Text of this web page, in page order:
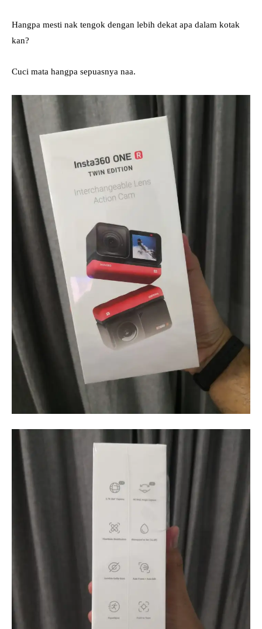
Hangpa mesti nak tengok dengan lebih dekat apa dalam kotak
kan?
Cuci mata hangpa sepuasnya naa.